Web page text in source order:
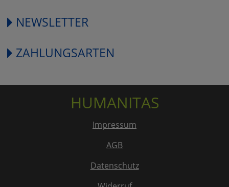
NEWSLETTER
ZAHLUNGSARTEN
HUMANITAS
Impressum
AGB
Datenschutz